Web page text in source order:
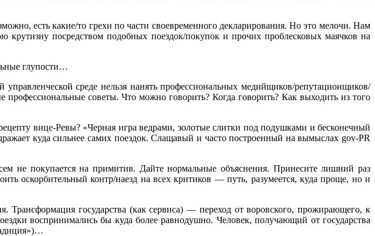
есть какие/то грехи по части своевременного декларирования. Но это мелочи. Нам
посредством подобных поездок/покупок и прочих проблесковых маячков на
глупости…
среде нельзя нанять профессиональных медийщиков/репутационщиков/
советы. Что можно говорить? Когда говорить? Как выходить из того
вице-Ревы? «Черная игра ведрами, золотые слитки под подушками и бесконечный
куда сильнее самих поездок. Слащавый и часто построенный на вымыслах gov-PR
не покупается на примитив. Дайте нормальные объяснения. Принесите лишний раз
оскорбительный контр/наезд на всех критиков — путь, разумеется, куда проще, но и
Трансформация государства (как сервиса) — переход от воровского, прожирающего, к
воспринимались бы куда более равнодушно. Человек, получающий от государства